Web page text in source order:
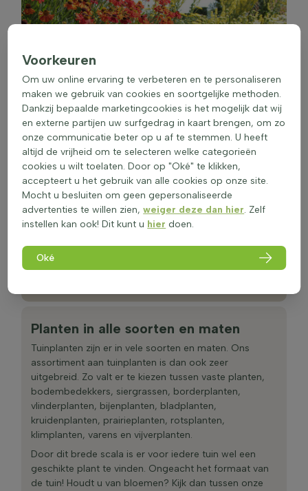
Tuinplanten
Winterhard en groenblijvend
Planten in alle soorten en maten
Tuinplanten zijn er in vele soorten en maten. Ons
assortiment aan tuinplanten is dan ook zeer
uitgebreid. Zo valt er te kiezen tussen vaste planten,
bodembedekkers, siergrassen, borderplanten,
vlinderplanten, bijenplanten, bladplanten,
kruidenplanten, prairieplanten, rotsplanten,
klimplanten, varens en vijverplanten.
Door dit brede scala is er voor iedere tuin wel een
geschikte plant te vinden. Ongeacht het formaat van
de tuin! Houdt u van bloemen? Kijk dan tussen onze
Voorkeuren
Om uw online ervaring te verbeteren en te personaliseren
maken we gebruik van cookies en soortgelijke methoden.
Dankzij bepaalde marketingcookies is het mogelijk dat wij
en externe partijen uw surfgedrag in kaart brengen, om zo
onze communicatie beter op u af te stemmen. U heeft
altijd de vrijheid om te selecteren welke categorieën
cookies u wilt toelaten. Door op "Oké" te klikken,
accepteert u het gebruik van alle cookies op onze site.
Mocht u besluiten om geen gepersonaliseerde
advertenties te willen zien,weiger deze dan hier. Zelf
instellen kan ook! Dit kunt u hier doen.
Oké